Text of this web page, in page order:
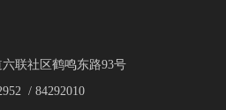
联社区鹤鸣东路93号
/ 84292010